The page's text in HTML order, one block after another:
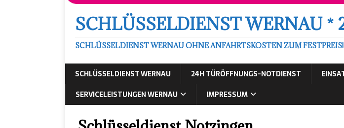
SCHLÜSSELDIENST WERNAU *
SCHLÜSSELDIENST WERNAU OHNE ANFAHRTSKOSTEN ZUM FESTPREIS!
SCHLÜSSELDIENST WERNAU 24H TÜRÖFFNUNGS-NOTDIENST
SERVICELEISTUNGEN WERNAU
IMPRESSUM